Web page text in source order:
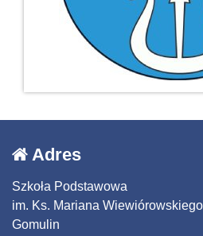
Adres
Szkoła Podstawowa
im. Ks. Mariana Wiewiórowskiego
Gomulin